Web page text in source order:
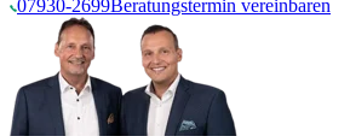
07930-2699Beratungstermin vereinbaren